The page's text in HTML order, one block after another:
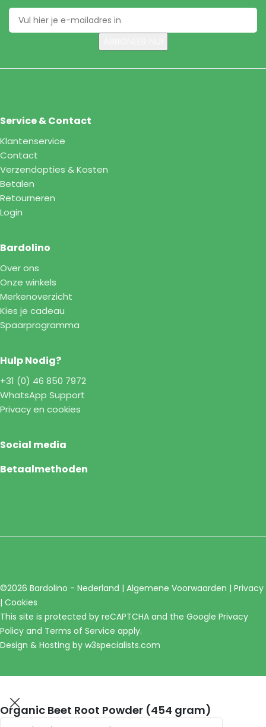
Service & Contact
Klantenservice
Contact
Verzendopties & Kosten
Betalen
Retourneren
Login
Bardolino
Over ons
Onze winkels
Merkenoverzicht
Kies je cadeau
Spaarprogramma
Hulp Nodig?
+31 (0) 46 850 7972
WhatsApp Support
Privacy en cookies
Social media
Betaalmethoden
©2026 Bardolino - Nederland | Algemene Voorwaarden | Privacy
| Cookies
This site is protected by reCAPTCHA and the Google Privacy
Policy and Terms of Service apply.
Design & Hosting by w3specialists.com
Organic Beet Root Powder (454 gram)